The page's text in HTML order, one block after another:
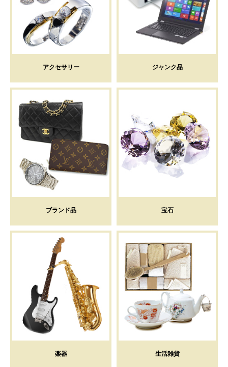
アクセサリー ジャンク品
ブランド品 宝石
楽器 生活雑貨